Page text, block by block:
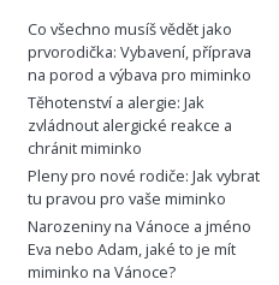
Co všechno musíš vědět jako
prvorodička: Vybavení, příprava
na porod a výbava pro miminko
Těhotenství a alergie: Jak
zvládnout alergické reakce a
chránit miminko
Pleny pro nové rodiče: Jak vybrat
tu pravou pro vaše miminko
Narozeniny na Vánoce a jméno
Eva nebo Adam, jaké to je mít
miminko na Vánoce?